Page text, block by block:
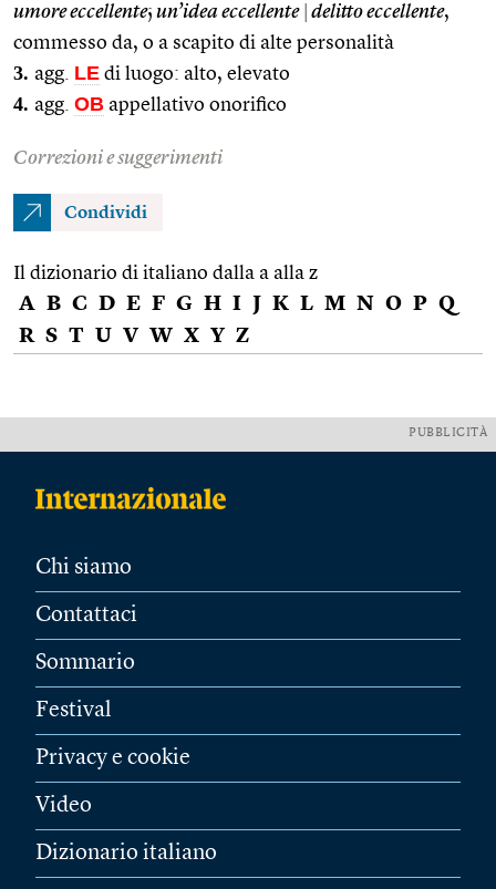
umore eccellente; un’idea eccellente delitto eccellente,
commesso da, o a scapito di alte personalità
3. agg. LE di luogo: alto, elevato
4. agg. OB appellativo onorifico
Correzioni e suggerimenti
Condividi
Il dizionario di italiano dalla a alla z
A B C D E F G H I J K L M N O P Q
R S T U V W X Y Z
PUBBLICITÀ
Chi siamo
Contattaci
Sommario
Festival
Privacy e cookie
Video
Dizionario italiano